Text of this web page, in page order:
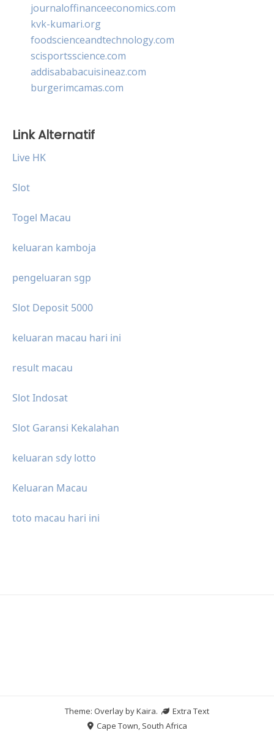
journaloffinanceeconomics.com
kvk-kumari.org
foodscienceandtechnology.com
scisportsscience.com
addisababacuisineaz.com
burgerimcamas.com
Link Alternatif
Live HK
Slot
Togel Macau
keluaran kamboja
pengeluaran sgp
Slot Deposit 5000
keluaran macau hari ini
result macau
Slot Indosat
Slot Garansi Kekalahan
keluaran sdy lotto
Keluaran Macau
toto macau hari ini
Theme: Overlay byKaira.
Extra Text
Cape Town, South Africa